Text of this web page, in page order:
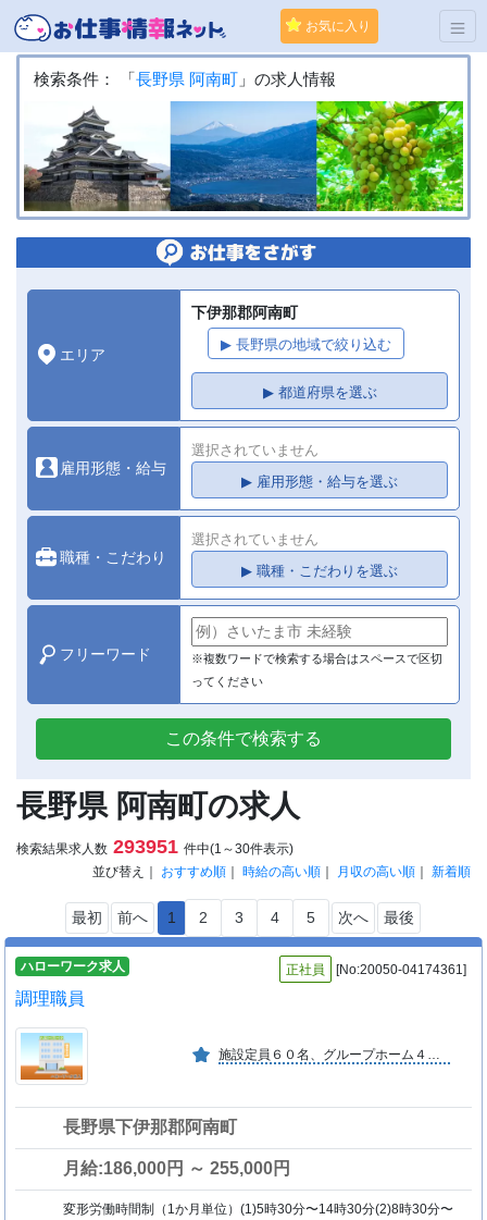
お気に入り
検索条件： 「 長野県 阿南町 」の求人情報
エリア
下伊那郡阿南町
▶ 長野県の地域で絞り込む
▶ 都道府県を選ぶ
雇用形態・給与
選択されていません
▶ 雇用形態・給与を選ぶ
職種・こだわり
選択されていません
▶ 職種・こだわりを選ぶ
フリーワード
※複数ワードで検索する場合はスペースで区切
ってください
この条件で検索する
長野県 阿南町の求人
検索結果求人数 293951 件中(1～30件表示)
並び替え｜ おすすめ順 ｜ 時給の高い順 ｜ 月収の高い順 ｜ 新着順
最初 前へ 1 2 3 4 5 次へ 最後
ハローワーク求人 正社員 [No:20050-04174361]
調理職員
施設定員６０名、グループホーム４ヶ所、就労支援センター１ヵ所、放課後等デーサービス、相談支援事業
長野県下伊那郡阿南町
月給:186,000円 ～ 255,000円
変形労働時間制（1か月単位）(1)5時30分〜14時30分(2)8時30分〜